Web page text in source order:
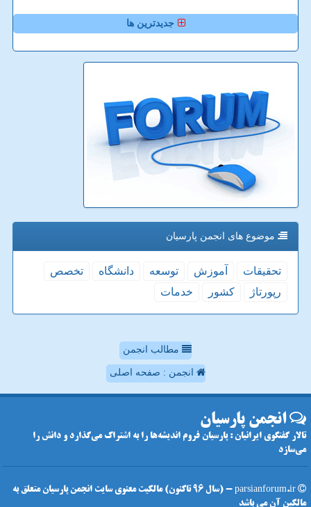
جدیدترین ها
موضوع های انجمن پارسیان
تحقیقات آموزش توسعه دانشگاه
تخصص
رپورتاژ
كشور خدمات
مطالب انجمن
انجمن : صفحه اصلی
انجمن پارسیان
تالار گفتگوی ایرانیان : پارسیان فروم اندیشه‌ها را به اشتراک می‌گذارد و دانش را
می‌سازد
parsianforum.ir - (سال 96 تاکنون) مالکیت معنوی سایت انجمن پارسیان متعلق به
مالکین آن می باشد